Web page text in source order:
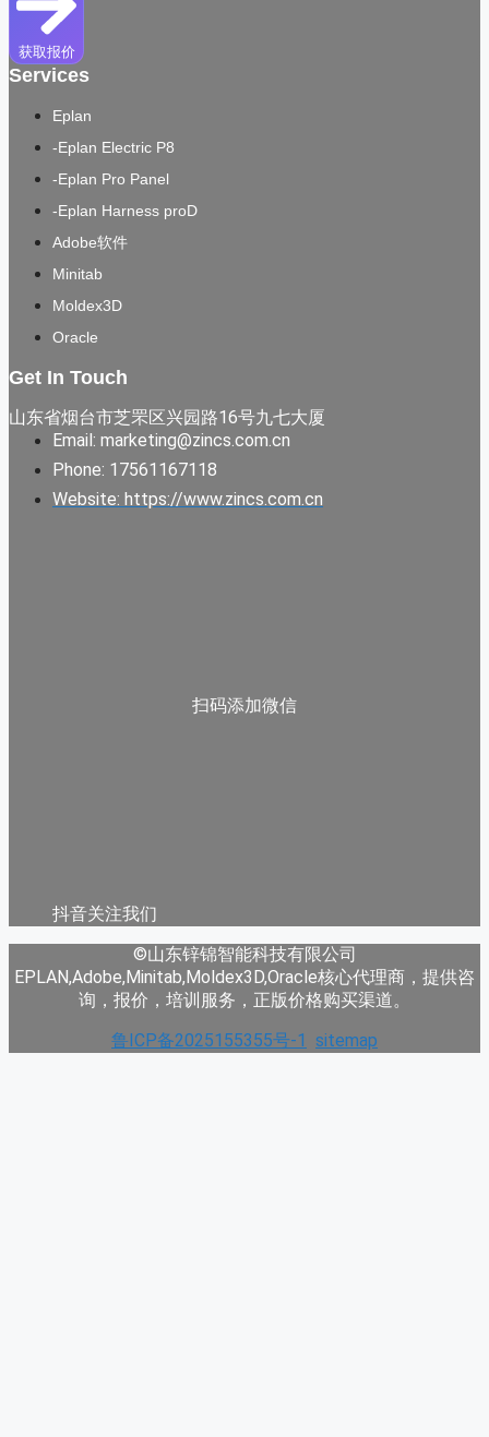
获取报价
Services
Eplan
-Eplan Electric P8
-Eplan Pro Panel
-Eplan Harness proD
Adobe软件
Minitab
Moldex3D
Oracle
Get In Touch
山东省烟台市芝罘区兴园路16号九七大厦
Email: marketing@zincs.com.cn
Phone: 17561167118
Website: https://www.zincs.com.cn
扫码添加微信
抖音关注我们
©山东锌锦智能科技有限公司
EPLAN,Adobe,Minitab,Moldex3D,Oracle核心代理商，提供咨
询，报价，培训服务，正版价格购买渠道。
鲁ICP备2025155355号-1
sitemap